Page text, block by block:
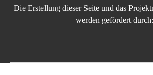
Die Erstellung dieser Seite und das
werden gefördert durch: